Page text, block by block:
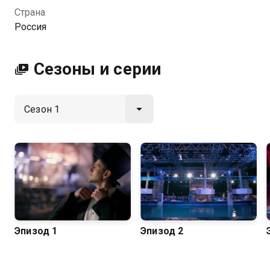
каждом этапе. Если кольцо не срывается, участник
не может продолжить испытание. В полуфинале
гонке на уникальной двойной полосе. Тридцать пять
героев попадают в финал, и только двух лучших
тот, кто сможет обогнать соперника и заполучить
Страна
Россия
Сезоны и серии
Эпизод 1 Эпизод 2